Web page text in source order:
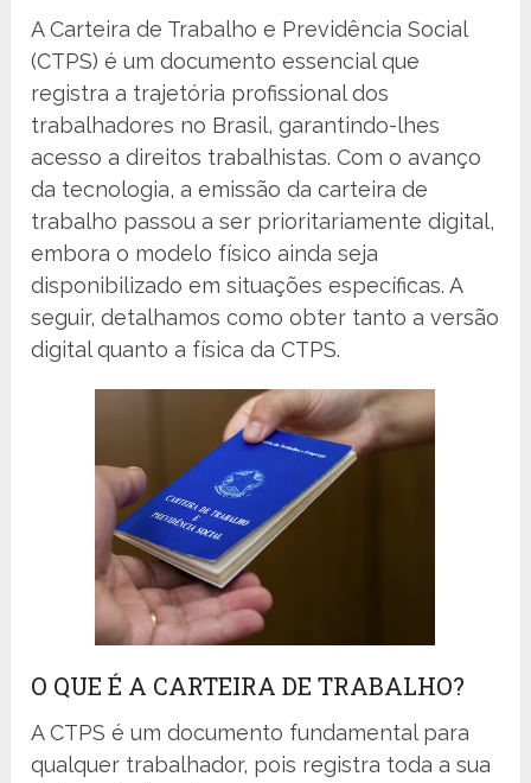
A Carteira de Trabalho e Previdência Social
(CTPS) é um documento essencial que
registra a trajetória profissional dos
trabalhadores no Brasil, garantindo-lhes
acesso a direitos trabalhistas. Com o avanço
da tecnologia, a emissão da carteira de
trabalho passou a ser prioritariamente digital,
embora o modelo físico ainda seja
disponibilizado em situações específicas. A
seguir, detalhamos como obter tanto a versão
digital quanto a física da CTPS.
O QUE É A CARTEIRA DE TRABALHO?
A CTPS é um documento fundamental para
qualquer trabalhador, pois registra toda a sua